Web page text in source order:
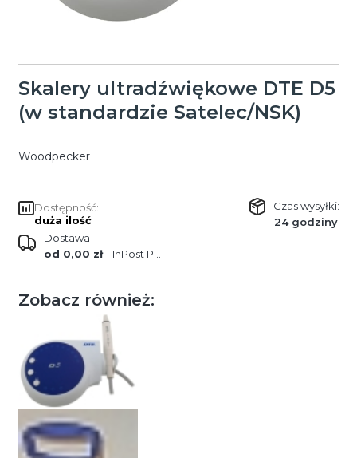
Skalery ultradźwiękowe DTE D5
(w standardzie Satelec/NSK)
Woodpecker
Dostępność:
duża ilość
Czas wysyłki:
24 godziny
Dostawa
od 0,00 zł- InPost Paczkomat (Polska)
Zobacz również: